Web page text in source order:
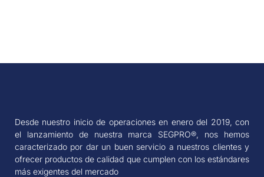
Desde nuestro inicio de operaciones en enero del 2019, con
el lanzamiento de nuestra marca SEGPRO®, nos hemos
caracterizado por dar un buen servicio a nuestros clientes y
ofrecer productos de calidad que cumplen con los estándares
más exigentes del mercado